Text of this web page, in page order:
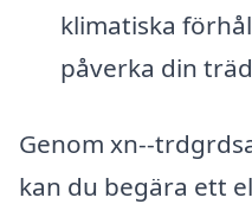
klimatiska
påverka din
Genom xn--
kan du begära ett